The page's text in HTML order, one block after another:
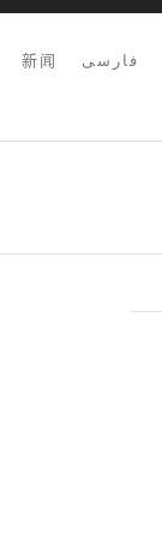
新闻 فارسی